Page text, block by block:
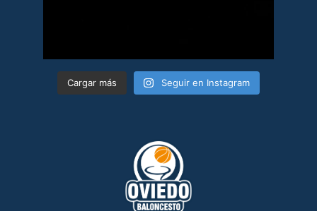
Cargar más Seguir en Instagram